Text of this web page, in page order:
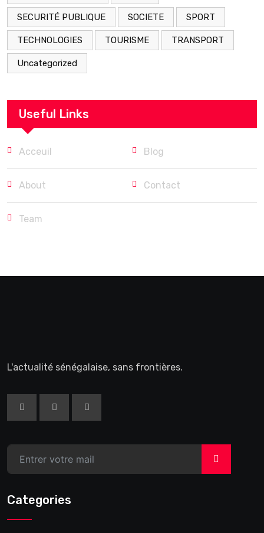
SECURITÉ PUBLIQUE SOCIETE SPORT
TECHNOLOGIES TOURISME TRANSPORT
Uncategorized
Useful Links
Acceuil Blog
About Contact
Team
L'actualité sénégalaise, sans frontières.
>
Categories